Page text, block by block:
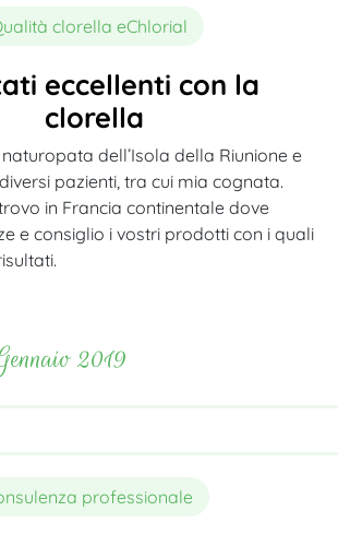
clorella eChlorial
eccellenti con la
clorella
dell’Isola della Riunione e
pazienti, tra cui mia cognata.
in Francia continentale dove
e consiglio i vostri prodotti con i quali
2019
professionale